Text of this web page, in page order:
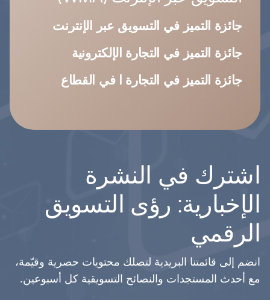
جائزة التميز في التجارة ا في القطاع
اشترك في النشرة
الرقمي
انضم إلى قائمتنا البريدية لتصلك محتويات حصرية وقيّمة،
مع أحدث المستجدات والنصائح التسويقية كل أسبوعين.